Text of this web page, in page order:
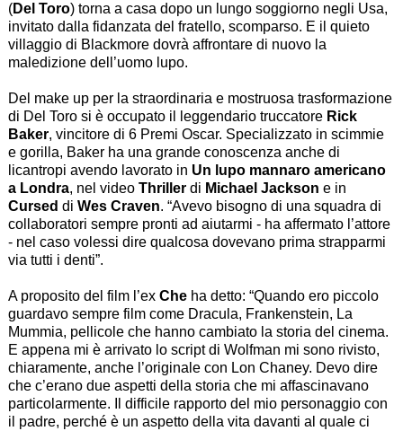
(Del Toro) torna a casa dopo un lungo soggiorno negli Usa,
invitato dalla fidanzata del fratello, scomparso. E il quieto
villaggio di Blackmore dovrà affrontare di nuovo la
maledizione dell’uomo lupo.
Del make up per la straordinaria e mostruosa trasformazione
di Del Toro si è occupato il leggendario truccatore Rick
Baker, vincitore di 6 Premi Oscar. Specializzato in scimmie
e gorilla, Baker ha una grande conoscenza anche di
licantropi avendo lavorato in Un lupo mannaro americano
a Londra, nel video Thrillerdi Michael Jackson e in
Cursed di Wes Craven. “Avevo bisogno di una squadra di
collaboratori sempre pronti ad aiutarmi - ha affermato l’attore
- nel caso volessi dire qualcosa dovevano prima strapparmi
via tutti i denti”.
A proposito del film l’ex Cheha detto: “Quando ero piccolo
guardavo sempre film come Dracula, Frankenstein, La
Mummia, pellicole che hanno cambiato la storia del cinema.
E appena mi è arrivato lo script di Wolfman mi sono rivisto,
chiaramente, anche l’originale con Lon Chaney. Devo dire
che c’erano due aspetti della storia che mi affascinavano
particolarmente. Il difficile rapporto del mio personaggio con
il padre, perché è un aspetto della vita davanti al quale ci